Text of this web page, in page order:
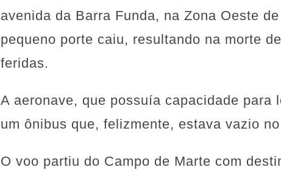
avenida da Barra Funda, na Zona Oeste
pequeno porte caiu, resultando na morte
feridas.
A aeronave, que possuía capacidade
um ônibus que, felizmente, estava vazio
O voo partiu do Campo de Marte com